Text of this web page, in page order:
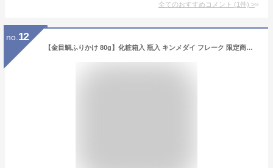
全てのおすすめコメント (1件) >
no. 12
【金目鯛ふりかけ 80g】化粧箱入 瓶入 キンメダイ フレーク 限定商品 ご当地 ご飯のお供 東京の島 伊豆諸島 神津島 お土産 ギフト